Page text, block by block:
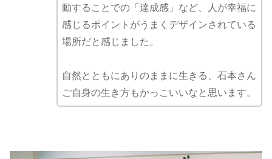
動することでの「達成感」など、人が幸福に
感じるポイントがうまくデザインされている
場所だと感じました。
自然とともにありのままに生きる、石本さん
ご自身の生き方もかっこいいなと思います。